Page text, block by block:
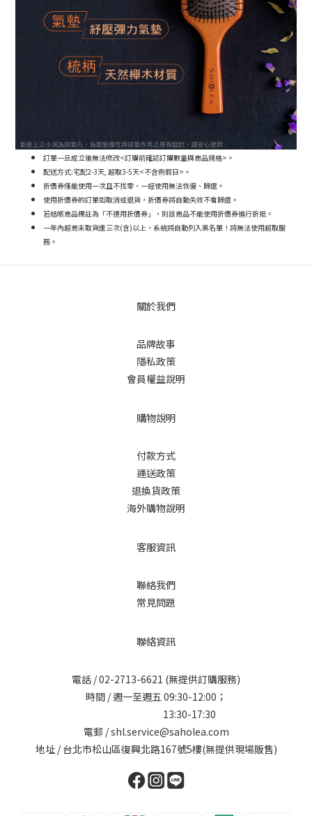
訂單一旦成立後無法修改<訂購前確認訂購數量與商品規格>。
配送方式:宅配2-3天, 超取3-5天<不含例假日>。
折價券僅能使用一次且不找零，一經使用無法恢復、歸還。
使用折價券的訂單如取消或退貨，折價券將自動失效不會歸還。
若結帳商品標註為「不適用折價券」，則該商品不能使用折價券進行折抵。
一年內超商未取貨達三次(含)以上，系統將自動列入黑名單！將無法使用超取服
務。
關於我們
品牌故事
隱私政策
會員權益說明
購物說明
付款方式
運送政策
退換貨政策
海外購物說明
客服資訊
聯絡我們
常見問題
聯絡資訊
電話 /02-2713-6621 (無提供訂購服務)
時間 / 週一至週五 09:30-12:00；
13:30-17:30
電郵 / shl.service@saholea.com
地址 / 台北市松山區復興北路167號5樓(無提供現場販售)